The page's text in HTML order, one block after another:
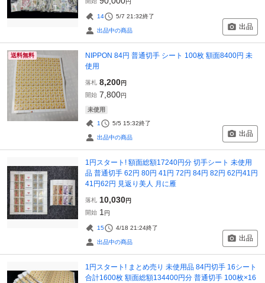
14 5/7 21:32終了
出品中の商品 出品
送料無料
NIPPON 84円 普通切手 シート 100枚 額面8400円 未
使用
落札 8,200円
開始 7,800円
未使用
1 5/5 15:32終了
出品中の商品 出品
1円スタート! 額面総額17240円分 切手シート 未使用
品 普通切手 62円 80円 41円 72円 84円 82円 62円41円
41円62円 見返り美人 月に雁
落札 10,030円
開始 1 円
15 4/18 21:24終了
出品中の商品 出品
1円スタート! まとめ売り 未使用品 84円切手 16シート
合計1600枚 額面総額134400円分 普通切手 100枚×16